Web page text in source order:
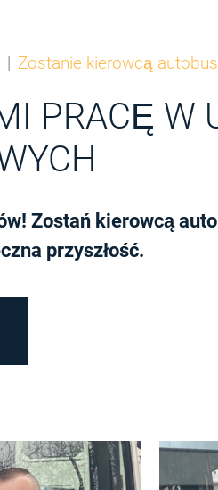
Zostanie kierowcą
PRACĘ W
Zostań kierowcą
przyszłość.